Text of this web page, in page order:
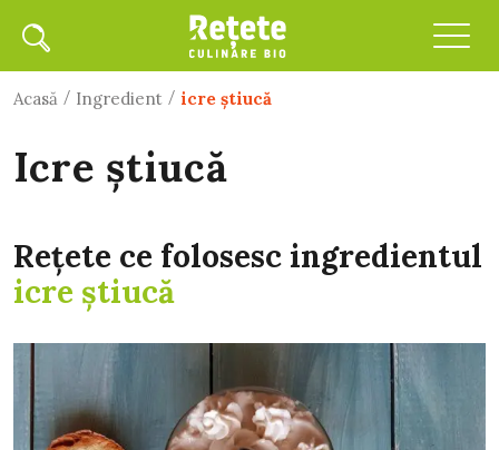
Acasă / Ingredient / icre ştiucă
icre ştiucă
Rețete ce folosesc ingredientul
icre ştiucă